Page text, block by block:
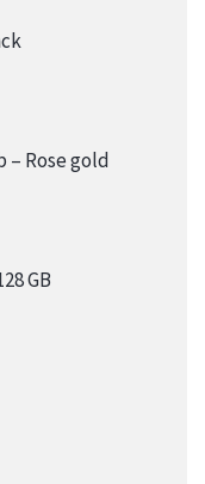
– Rose gold
GB